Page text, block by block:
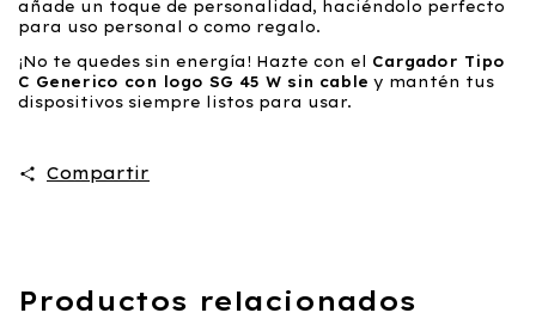
añade un toque de personalidad, haciéndolo perfecto
para uso personal o como regalo.
¡No te quedes sin energía! Hazte con el Cargador Tipo
C Generico con logo SG 45 W sin cable y mantén tus
dispositivos siempre listos para usar.
Compartir
Productos relacionados